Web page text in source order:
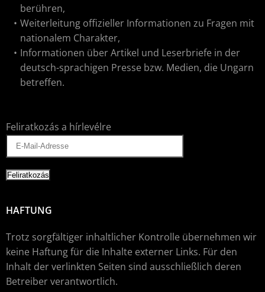
berühren,
Weiterleitung offizieller Informationen zu Fragen mit
nationalem Charakter,
Informationen über Artikel und Leserbriefe in der
deutsch-sprachigen Presse bzw. Medien, die Ungarn
betreffen.
Feliratkozás a hírlevélre
HAFTUNG
Trotz sorgfältiger inhaltlicher Kontrolle übernehmen wir
keine Haftung für die Inhalte externer Links. Für den
Inhalt der verlinkten Seiten sind ausschließlich deren
Betreiber verantwortlich.